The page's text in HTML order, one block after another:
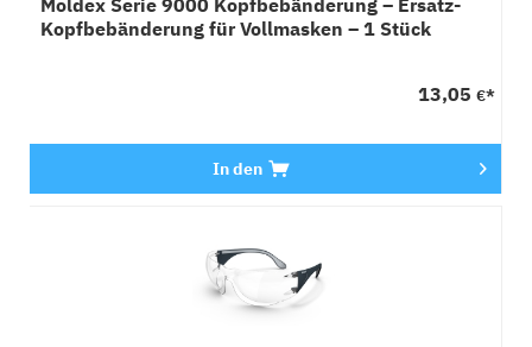
Moldex Serie 9000 Kopfbebänderung – Ersatz-
Kopfbebänderung für Vollmasken – 1 Stück
13,05 €*
In den